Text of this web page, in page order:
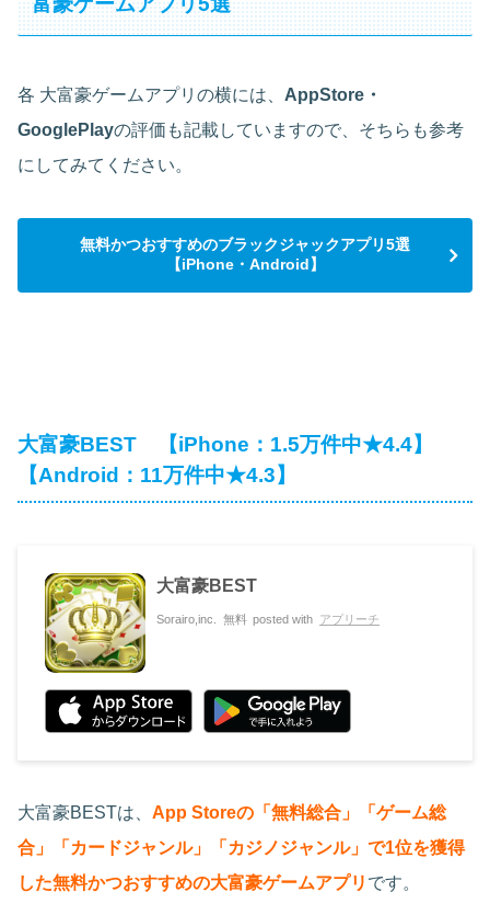
各 大富豪ゲームアプリの横には、 AppStore・
GooglePlayの評価も記載していますので、そちらも参考
にしてみてください。
無料かつおすすめのブラックジャックアプリ5選
【iPhone・Android】
大富豪BEST 【iPhone：1.5万件中★4.4】
【Android：11万件中★4.3】
大富豪BEST
Sorairo,inc. 無料 posted with アプリーチ
大富豪BESTは、 App Storeの「無料総合」「ゲーム総
合」「カードジャンル」「カジノジャンル」で1位を獲得
した無料かつおすすめの大富豪ゲームアプリ です。